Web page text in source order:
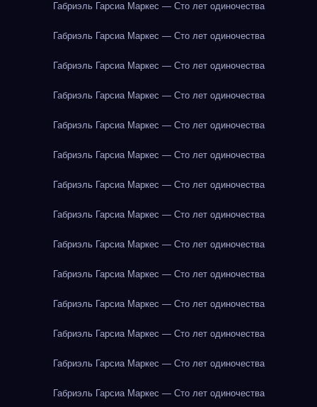
Габриэль Гарсиа Маркес — Сто лет одиночества
Габриэль Гарсиа Маркес — Сто лет одиночества
Габриэль Гарсиа Маркес — Сто лет одиночества
Габриэль Гарсиа Маркес — Сто лет одиночества
Габриэль Гарсиа Маркес — Сто лет одиночества
Габриэль Гарсиа Маркес — Сто лет одиночества
Габриэль Гарсиа Маркес — Сто лет одиночества
Габриэль Гарсиа Маркес — Сто лет одиночества
Габриэль Гарсиа Маркес — Сто лет одиночества
Габриэль Гарсиа Маркес — Сто лет одиночества
Габриэль Гарсиа Маркес — Сто лет одиночества
Габриэль Гарсиа Маркес — Сто лет одиночества
Габриэль Гарсиа Маркес — Сто лет одиночества
Габриэль Гарсиа Маркес — Сто лет одиночества